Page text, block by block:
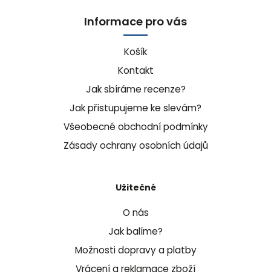
Informace pro vás
Košík
Kontakt
Jak sbíráme recenze?
Jak přistupujeme ke slevám?
Všeobecné obchodní podmínky
Zásady ochrany osobních údajů
Užitečné
O nás
Jak balíme?
Možnosti dopravy a platby
Vrácení a reklamace zboží